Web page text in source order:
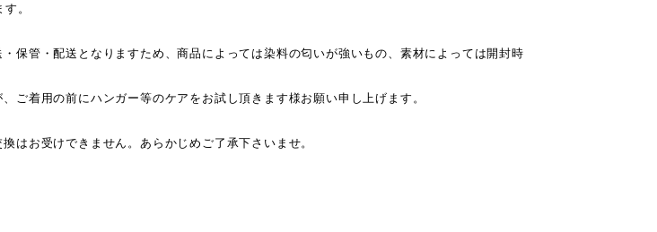
。
保管・配送となりますため、商品によっては染料の匂いが強いもの、素材によっては開封時
ご着用の前にハンガー等のケアをお試し頂きます様お願い申し上げます。
はお受けできません。あらかじめご了承下さいませ。